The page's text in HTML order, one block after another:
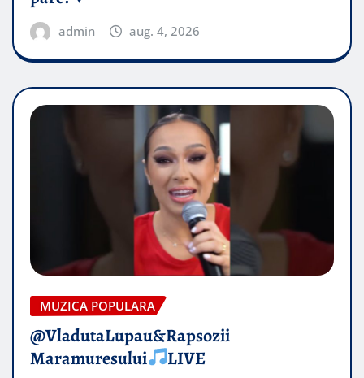
admin aug. 4, 2026
MUZICA POPULARA
@VladutaLupau&Rapsozii
Maramuresului
LIVE